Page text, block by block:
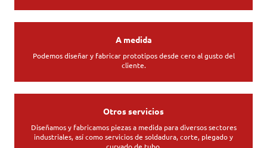
A medida
Podemos diseñar y fabricar prototipos desde cero al gusto del
cliente.
Otros servicios
Diseñamos y fabricamos piezas a medida para diversos sectores
industriales, así como servicios de soldadura, corte, plegado y